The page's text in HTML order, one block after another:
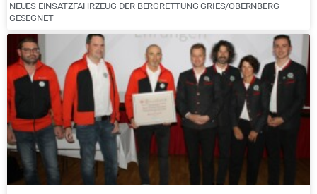
NEUES EINSATZFAHRZEUG DER BERGRETTUNG GRIES/OBERNBERG
GESEGNET